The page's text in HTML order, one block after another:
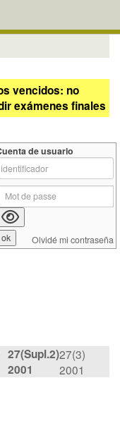
vencidos: no
exámenes finales
27(Supl.2)
2001
27(3)
2001
de usuario
Olvidé mi contraseña